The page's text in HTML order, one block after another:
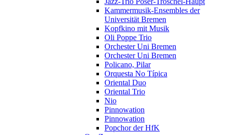
Kammermusik-Ensembles der
Universität Bremen
Kopfkino mit Musik
Oli Poppe Trio
Orchester Uni Bremen
Orchester Uni Bremen
Policano, Pilar
Orquesta No Típica
Oriental Duo
Oriental Trio
Nio
Pinnowation
Pinnowation
Popchor der HfK